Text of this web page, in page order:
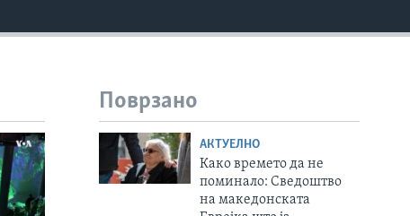
Поврзано
АКТУЕЛНО
Како времето да не
поминало: Сведоштво
на македонската